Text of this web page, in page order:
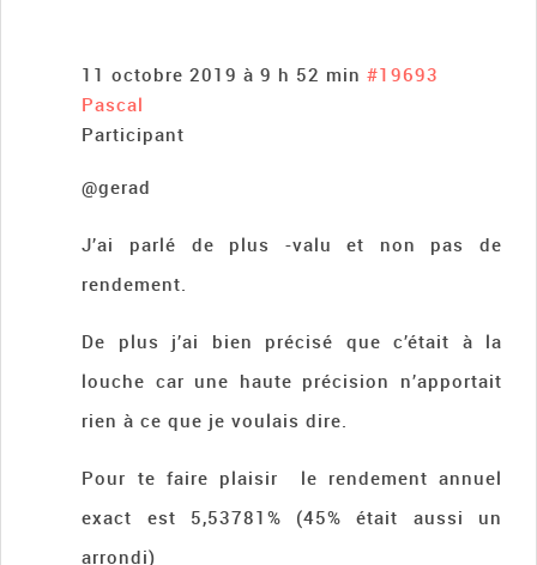
11 octobre 2019 à 9 h 52 min #19693
Pascal
Participant
@gerad
J’ai parlé de plus -valu et non pas de
rendement.
De plus j’ai bien précisé que c’était à la
louche car une haute précision n’apportait
rien à ce que je voulais dire.
Pour te faire plaisir le rendement annuel
exact est 5,53781% (45% était aussi un
arrondi)